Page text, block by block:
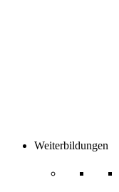
Weiterbildungen